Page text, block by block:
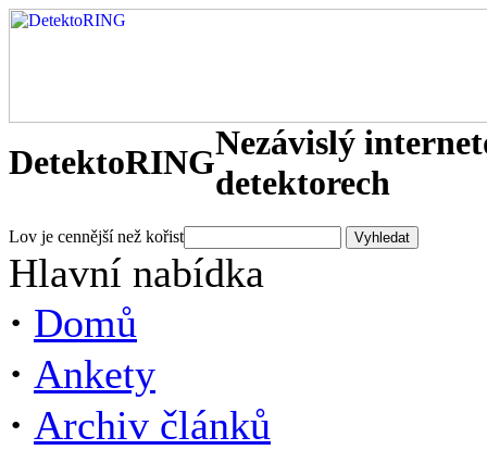
DetektoRINGNezávislý
detektorech
Lov je cennější než kořist
Hlavní nabídka
· Domů
· Ankety
· Archiv článků